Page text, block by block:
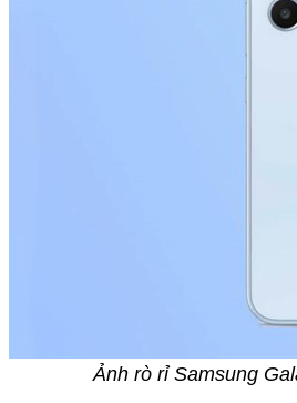
Ảnh rò rỉ Samsung